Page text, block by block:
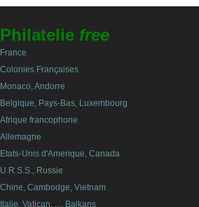
Philatelie free
France
Colonies Françaises
Monaco, Andorre
Belgique, Pays-Bas, Luxembourg
Afrique francophone
Allemagne
Etats-Unis d'Amerique, Canada
U.R.S.S., Russie
Chine, Cambodge, Vietnam
Italie, Vatican, ..., Balkans